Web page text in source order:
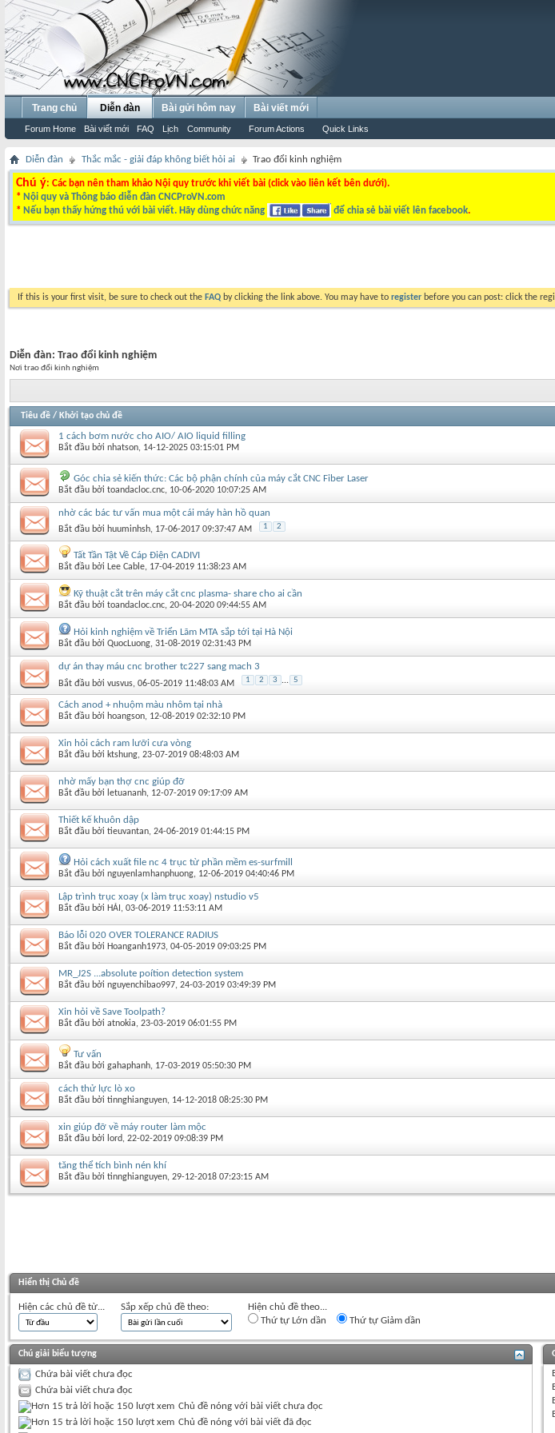
Trang chủ Diễn đàn
Forum Home Bài viết mới FAQ Lịch Community Forum Actions Quick Links
Bài gửi hôm nay Bài viết mới
Diễn đàn Thắc mắc - giải đáp không biết hỏi ai Trao đổi kinh nghiệm
Chú ý: Các bạn nên tham khảo Nội quy trước khi viết bài (click vào liên kết bên dưới).
* Nội quy và Thông báo diễn đàn CNCProVN.com
* Nếu bạn thấy hứng thú với bài viết. Hãy dùng chức năng để chia sẻ bài viết lên facebook.
If this is your first visit, be sure to check out the FAQ by clicking the link above. You may have to register before you can post: click the
Diễn đàn: Trao đổi kinh nghiệm
Nơi trao đổi kinh nghiệm
Tiêu đề / Khởi tạo chủ đề
1 cách bơm nước cho AIO/ AIO liquid filling
Bắt đầu bởi nhatson‎, 14-12-2025 03:15:01 PM
Góc chia sẻ kiến thức: Các bộ phận chính của máy cắt CNC Fiber Laser
Bắt đầu bởi toandacloc.cnc‎, 10-06-2020 10:07:25 AM
nhờ các bác tư vấn mua một cái máy hàn hồ quan
Bắt đầu bởi huuminhsh‎, 17-06-2017 09:37:47 AM 1 2
Tất Tần Tật Về Cáp Điện CADIVI
Bắt đầu bởi Lee Cable‎, 17-04-2019 11:38:23 AM
Kỹ thuật cắt trên máy cắt cnc plasma- share cho ai cần
Bắt đầu bởi toandacloc.cnc‎, 20-04-2020 09:44:55 AM
Hỏi kinh nghiệm về Triển Lãm MTA sắp tới tại Hà Nội
Bắt đầu bởi QuocLuong‎, 31-08-2019 02:31:43 PM
dự án thay máu cnc brother tc227 sang mach 3
Bắt đầu bởi vusvus‎, 06-05-2019 11:48:03 AM 1 2 3 ... 5
Cách anod + nhuộm màu nhôm tại nhà
Bắt đầu bởi hoangson‎, 12-08-2019 02:32:10 PM
Xin hỏi cách ram lưỡi cưa vòng
Bắt đầu bởi ktshung‎, 23-07-2019 08:48:03 AM
nhờ mấy bạn thợ cnc giúp đỡ
Bắt đầu bởi letuananh‎, 12-07-2019 09:17:09 AM
Thiết kế khuôn dập
Bắt đầu bởi tieuvantan‎, 24-06-2019 01:44:15 PM
Hỏi cách xuất file nc 4 trục từ phần mềm es-surfmill
Bắt đầu bởi nguyenlamhanphuong‎, 12-06-2019 04:40:46 PM
Lập trình trục xoay (x làm trục xoay) nstudio v5
Bắt đầu bởi HẢI ‎, 03-06-2019 11:53:11 AM
Báo lỗi 020 OVER TOLERANCE RADIUS
Bắt đầu bởi Hoanganh1973‎, 04-05-2019 09:03:25 PM
MR_J2S ...absolute poítion detection system
Bắt đầu bởi nguyenchibao997‎, 24-03-2019 03:49:39 PM
Xin hỏi về Save Toolpath?
Bắt đầu bởi atnokia‎, 23-03-2019 06:01:55 PM
Tư vấn
Bắt đầu bởi gahaphanh‎, 17-03-2019 05:50:30 PM
cách thử lực lò xo
Bắt đầu bởi tinnghianguyen‎, 14-12-2018 08:25:30 PM
xin giúp đỡ về máy router làm mộc
Bắt đầu bởi lord‎, 22-02-2019 09:08:39 PM
tăng thể tích bình nén khí
Bắt đầu bởi tinnghianguyen‎, 29-12-2018 07:23:15 AM
Hiển thị Chủ đề
Hiện các chủ đề từ... Sắp xếp chủ đề theo:
Hiện chủ đề theo...
Thứ tự Lớn dần
Thứ tự Giảm dần
Chú giải biểu tượng
Chứa bài viết chưa đọc
Chứa bài viết chưa đọc
Chủ đề nóng với bài viết chưa đọc
Chủ đề nóng với bài viết đã đọc